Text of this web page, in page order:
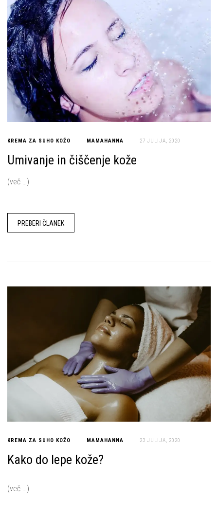
KREMA ZA SUHO KOŽO MAMAHANNA 27 JULIJA, 2020
Umivanje in čiščenje kože
(več …)
PREBERI ČLANEK
KREMA ZA SUHO KOŽO MAMAHANNA 23 JULIJA, 2020
Kako do lepe kože?
(več …)